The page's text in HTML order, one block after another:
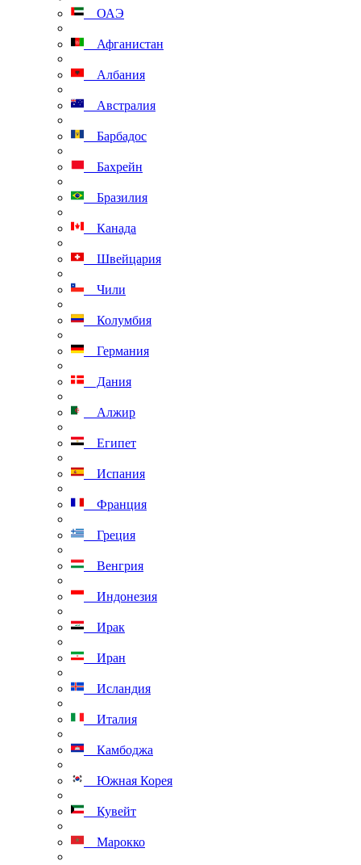
ОАЭ
Афганистан
Албания
Австралия
Барбадос
Бахрейн
Бразилия
Канада
Швейцария
Чили
Колумбия
Германия
Дания
Алжир
Египет
Испания
Франция
Греция
Венгрия
Индонезия
Ирак
Иран
Исландия
Италия
Камбоджа
Южная Корея
Кувейт
Марокко